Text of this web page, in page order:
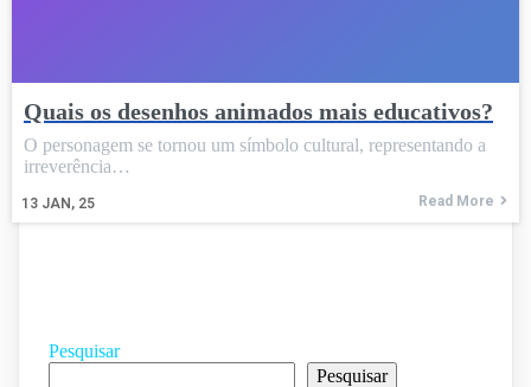
Quais os desenhos animados mais educativos?
13 JAN, 25
O personagem se tornou um símbolo cultural, representando a
irreverência…
Read More
Pesquisar
Pesquisar